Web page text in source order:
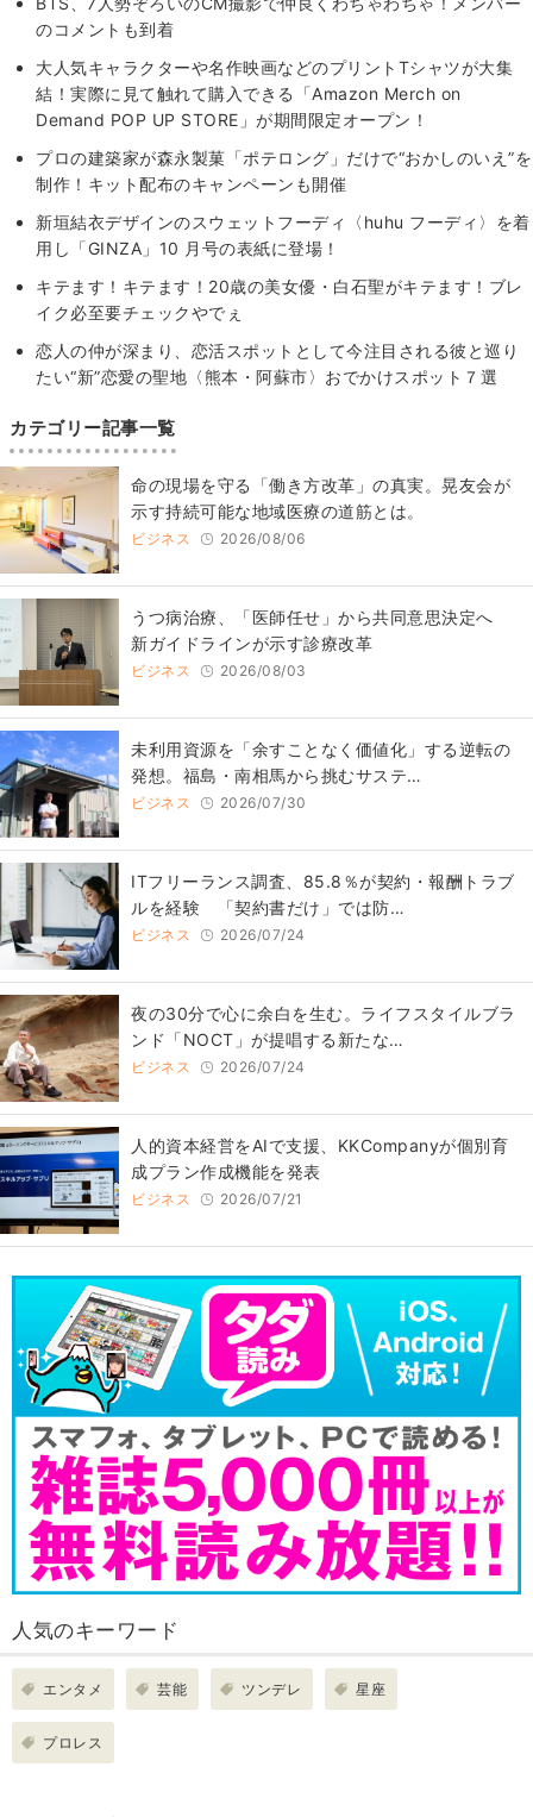
のコメントも到着
大人気キャラクターや名作映画などのプリントTシャツが大集
結！実際に見て触れて購入できる「Amazon Merch on
Demand POP UP STORE」が期間限定オープン！
プロの建築家が森永製菓「ポテロング」だけで“おかしのいえ”を
制作！キット配布のキャンペーンも開催
新垣結衣デザインのスウェットフーディ〈huhu フーディ〉を着
用し「GINZA」10 月号の表紙に登場！
キテます！キテます！20歳の美女優・白石聖がキテます！ブレ
イク必至要チェックやでぇ
恋人の仲が深まり、恋活スポットとして今注目される彼と巡り
たい“新”恋愛の聖地〈熊本・阿蘇市〉おでかけスポット７選
カテゴリー記事一覧
​命の現場を守る「働き方改革」の真実。晃友会が
示す持続可能な地域医療の道筋とは。
ビジネス 2026/08/06
うつ病治療、「医師任せ」から共同意思決定へ
新ガイドラインが示す診療改革
ビジネス 2026/08/03
​​未利用資源を「余すことなく価値化」する逆転の
発想。福島・南相馬から挑むサステ…
ビジネス 2026/07/30
ITフリーランス調査、85.8％が契約・報酬トラブ
ルを経験 「契約書だけ」では防…
ビジネス 2026/07/24
​夜の30分で心に余白を生む。ライフスタイルブラ
ンド「NOCT」が提唱する新たな…
ビジネス 2026/07/24
人的資本経営をAIで支援、KKCompanyが個別育
成プラン作成機能を発表
ビジネス 2026/07/21
人気のキーワード
エンタメ 芸能 ツンデレ 星座
プロレス